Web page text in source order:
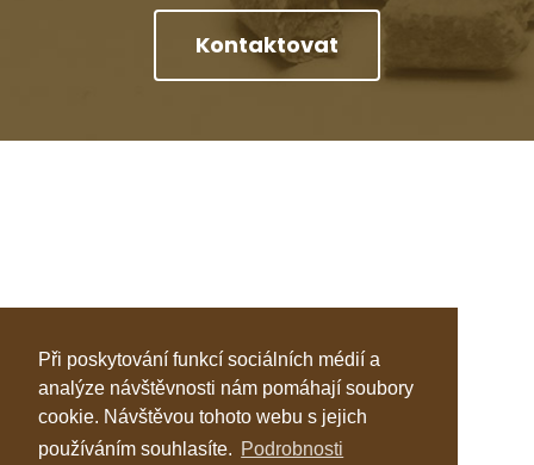
Při poskytování funkcí sociálních médií a
analýze návštěvnosti nám pomáhají soubory
cookie. Návštěvou tohoto webu s jejich
používáním souhlasíte. Podrobnosti
Kontaktovat